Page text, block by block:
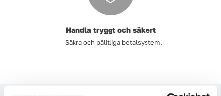
Handla tryggt och säkert
Säkra och pålitliga betalsystem.